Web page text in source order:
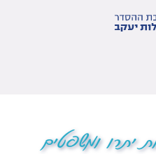
יתרו ומשפטים